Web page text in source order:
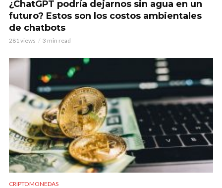
¿ChatGPT podría dejarnos sin agua en un
futuro? Estos son los costos ambientales
de chatbots
281 views 3 min read
CRIPTOMONEDAS